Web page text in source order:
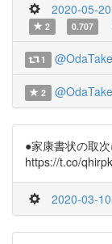
2020-05-
2
0.707
1
2
●家康書状の取
https://t.co/
2020-03-